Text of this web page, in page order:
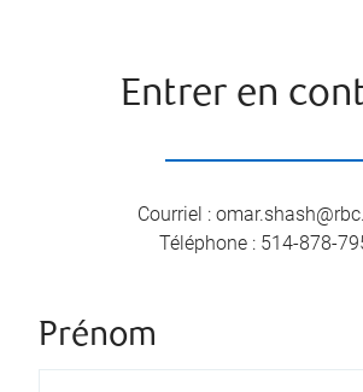
Entrer en
Courriel :
Téléphone : 514-878-
Prénom